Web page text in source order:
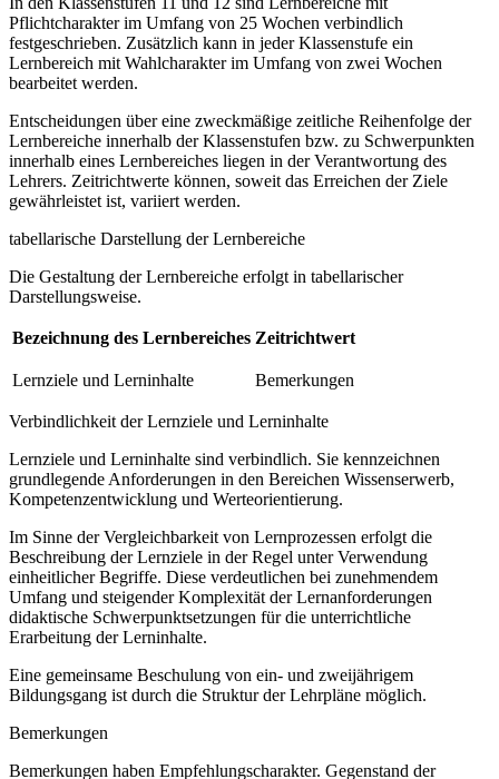
Pflichtcharakter im Umfang von 25 Wochen verbindlich
festgeschrieben. Zusätzlich kann in jeder Klassenstufe ein
Lernbereich mit Wahlcharakter im Umfang von zwei Wochen
bearbeitet werden.
Entscheidungen über eine zweckmäßige zeitliche Reihenfolge der
Lernbereiche innerhalb der Klassenstufen bzw. zu Schwerpunkten
innerhalb eines Lernbereiches liegen in der Verantwortung des
Lehrers. Zeitrichtwerte können, soweit das Erreichen der Ziele
gewährleistet ist, variiert werden.
tabellarische Darstellung der Lernbereiche
Die Gestaltung der Lernbereiche erfolgt in tabellarischer
Darstellungsweise.
Bezeichnung des Lernbereiches Zeitrichtwert
Lernziele und Lerninhalte Bemerkungen
Verbindlichkeit der Lernziele und Lerninhalte
Lernziele und Lerninhalte sind verbindlich. Sie kennzeichnen
grundlegende Anforderungen in den Bereichen Wissenserwerb,
Kompetenzentwicklung und Werteorientierung.
Im Sinne der Vergleichbarkeit von Lernprozessen erfolgt die
Beschreibung der Lernziele in der Regel unter Verwendung
einheitlicher Begriffe. Diese verdeutlichen bei zunehmendem
Umfang und steigender Komplexität der Lernanforderungen
didaktische Schwerpunktsetzungen für die unterrichtliche
Erarbeitung der Lerninhalte.
Eine gemeinsame Beschulung von ein- und zweijährigem
Bildungsgang ist durch die Struktur der Lehrpläne möglich.
Bemerkungen
Bemerkungen haben Empfehlungscharakter. Gegenstand der